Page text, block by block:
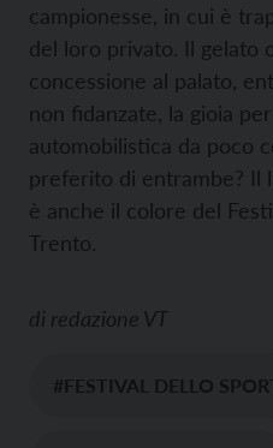
campionesse, in cui è
del loro privato. Il gelato
concessione al palato,
non fidanzate, la gioia
automobilistica da poco
preferito di entrambe? Il
è anche il colore del
Trento.
di redazione VT
#FESTIVAL DELLO